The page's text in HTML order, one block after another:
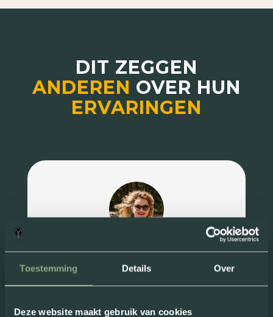
Toestemming Details Over
Deze website maakt gebruik van cookies
DIT ZEGGEN
ANDEREN OVER HUN
ERVARINGEN
“Superleukuitje om met een groep te
doen. De E-choppers zitten fijn, zelfs